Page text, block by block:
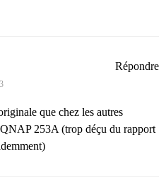
que chez les autres
253A (trop déçu du rapport
Répondre